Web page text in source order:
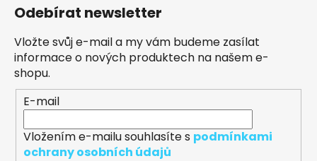
Odebírat newsletter
Vložte svůj e-mail a my vám budeme zasílat
informace o nových produktech na našem e-
shopu.
E-mail
Vložením e-mailu souhlasíte s podmínkami
ochrany osobních údajů